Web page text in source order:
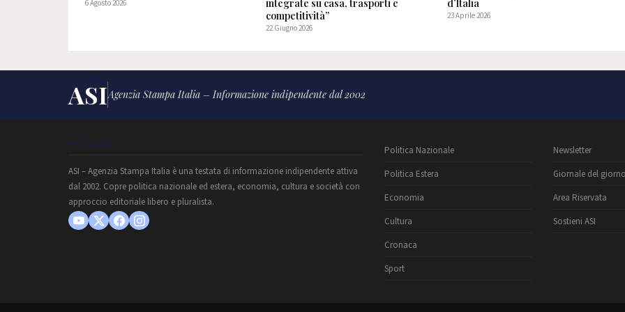
6 Agosto 2026
integrate su casa, trasporti e
competitività”
22 Giugno 2026
d’Italia
23 Aprile 2026
ASIAgenzia Stampa Italia – Informazione indipendente dal 2002
CHI SIAMO
ASI – Agenzia Stampa Italia è una testata di informazione indipendente attiva
dal 2002. Copre politica nazionale ed estera, economia, cultura e società con
approccio editoriale libero e pluralista.
Politica Nazionale
Politica Estera
Economia
Cultura
Cronaca
Sport
Newsletter
Giornale del giorno
Area Riservata
Sostieni ASI